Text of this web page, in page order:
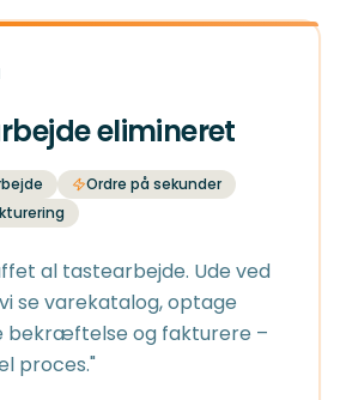
elimineret
Ordre på sekunder
al tastearbejde. Ude ved
se varekatalog, optage
bekræftelse og fakturere –
proces."